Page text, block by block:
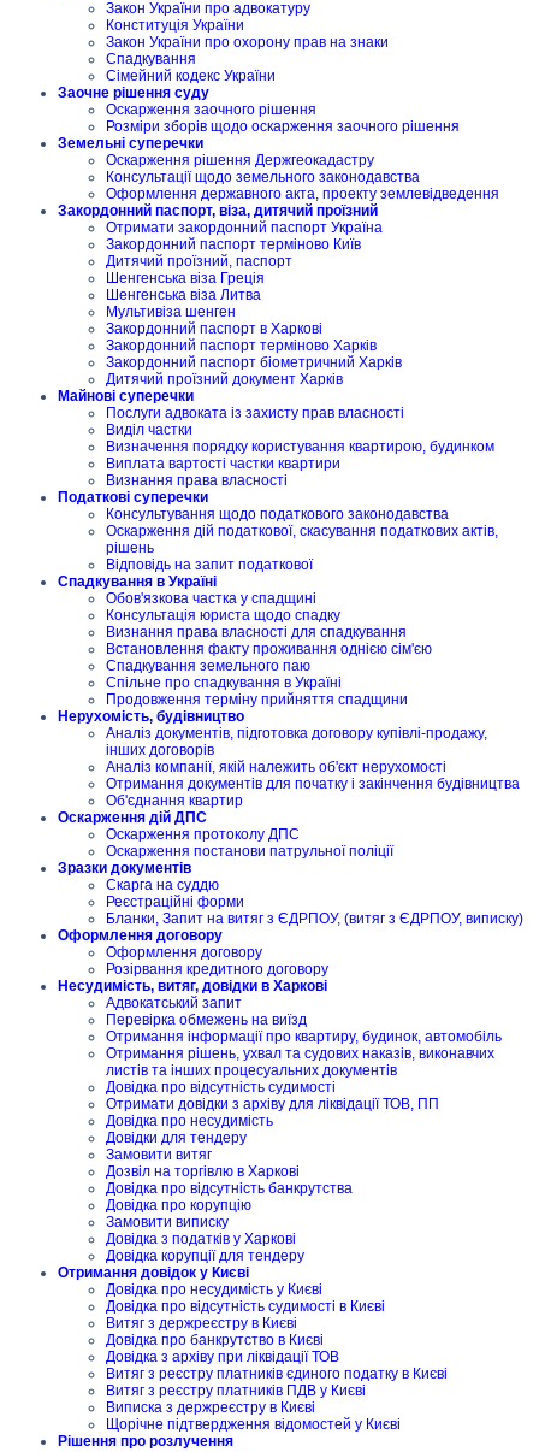
Закон України про адвокатуру
Конституція України
Закон України про охорону прав на знаки
Спадкування
Сімейний кодекс України
Заочне рішення суду
Оскарження заочного рішення
Розміри зборів щодо оскарження заочного рішення
Земельні суперечки
Оскарження рішення Держгеокадастру
Консультації щодо земельного законодавства
Оформлення державного акта, проекту землевідведення
Закордонний паспорт, віза, дитячий проїзний
Отримати закордонний паспорт Україна
Закордонний паспорт терміново Київ
Дитячий проїзний, паспорт
Шенгенська віза Греція
Шенгенська віза Литва
Мультивіза шенген
Закордонний паспорт в Харкові
Закордонний паспорт терміново Харків
Закордонний паспорт біометричний Харків
Дитячий проїзний документ Харків
Майнові суперечки
Послуги адвоката із захисту прав власності
Виділ частки
Визначення порядку користування квартирою, будинком
Виплата вартості частки квартири
Визнання права власності
Податкові суперечки
Консультування щодо податкового законодавства
Оскарження дій податкової, скасування податкових актів,
рішень
Відповідь на запит податкової
Спадкування в Україні
Обов'язкова частка у спадщині
Консультація юриста щодо спадку
Визнання права власності для спадкування
Встановлення факту проживання однією сім'єю
Спадкування земельного паю
Спільне про спадкування в Україні
Продовження терміну прийняття спадщини
Нерухомість, будівництво
Аналіз документів, підготовка договору купівлі-продажу,
інших договорів
Аналіз компанії, якій належить об'єкт нерухомості
Отримання документів для початку і закінчення будівництва
Об'єднання квартир
Оскарження дій ДПС
Оскарження протоколу ДПС
Оскарження постанови патрульної поліції
Зразки документів
Скарга на суддю
Реєстраційні форми
Бланки, Запит на витяг з ЄДРПОУ, (витяг з ЄДРПОУ, виписку)
Оформлення договору
Оформлення договору
Розірвання кредитного договору
Несудимість, витяг, довідки в Харкові
Адвокатський запит
Перевірка обмежень на виїзд
Отримання інформації про квартиру, будинок, автомобіль
Отримання рішень, ухвал та судових наказів, виконавчих
листів та інших процесуальних документів
Довідка про відсутність судимості
Отримати довідки з архіву для ліквідації ТОВ, ПП
Довідка про несудимість
Довідки для тендеру
Замовити витяг
Дозвіл на торгівлю в Харкові
Довідка про відсутність банкрутства
Довідка про корупцію
Замовити виписку
Довідка з податків у Харкові
Довідка корупції для тендеру
Отримання довідок у Києві
Довідка про несудимість у Києві
Довідка про відсутність судимості в Києві
Витяг з держреєстру в Києві
Довідка про банкрутство в Києві
Довідка з архіву при ліквідації ТОВ
Витяг з реєстру платників єдиного податку в Києві
Витяг з реєстру платників ПДВ у Києві
Виписка з держреєстру в Києві
Щорічне підтвердження відомостей у Києві
Рішення про розлучення